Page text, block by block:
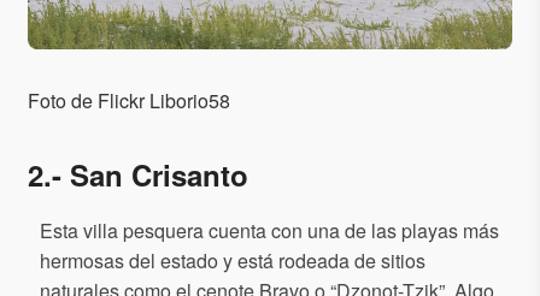
Foto de Flickr Liborio58
2.- San Crisanto
Esta villa pesquera cuenta con una de las playas más
hermosas del estado y está rodeada de sitios